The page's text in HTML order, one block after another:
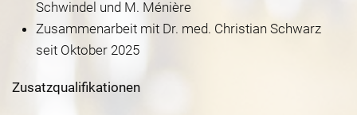
Schwindel und M. Ménière
Zusammenarbeit mit Dr. med. Christian Schwarz
seit Oktober 2025
Zusatzqualifikationen